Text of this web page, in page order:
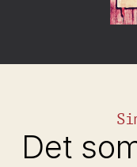
Det